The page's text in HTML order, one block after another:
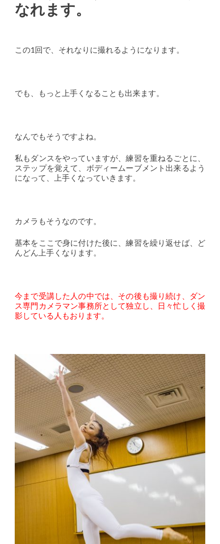
なれます。
この1回で、それなりに撮れるようになります。
でも、もっと上手くなることも出来ます。
なんでもそうですよね。
私もダンスをやっていますが、練習を重ねるごとに、
ステップを覚えて、ボディームーブメント出来るよう
になって、上手くなっていきます。
カメラもそうなのです。
基本をここで身に付けた後に、練習を繰り返せば、ど
んどん上手くなります。
今まで受講した人の中では、その後も撮り続け、ダン
ス専門カメラマン事務所として独立し、日々忙しく撮
影している人もおります。